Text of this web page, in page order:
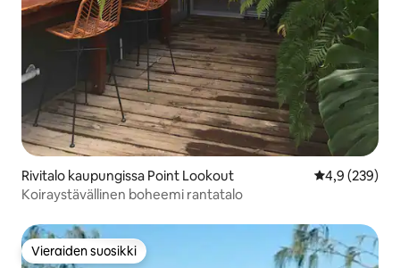
Rivitalo kaupungissa Point Lookout
4,9 (239)
Koiraystävällinen boheemi rantatalo
Vieraiden suosikki
Vieraiden suosikki